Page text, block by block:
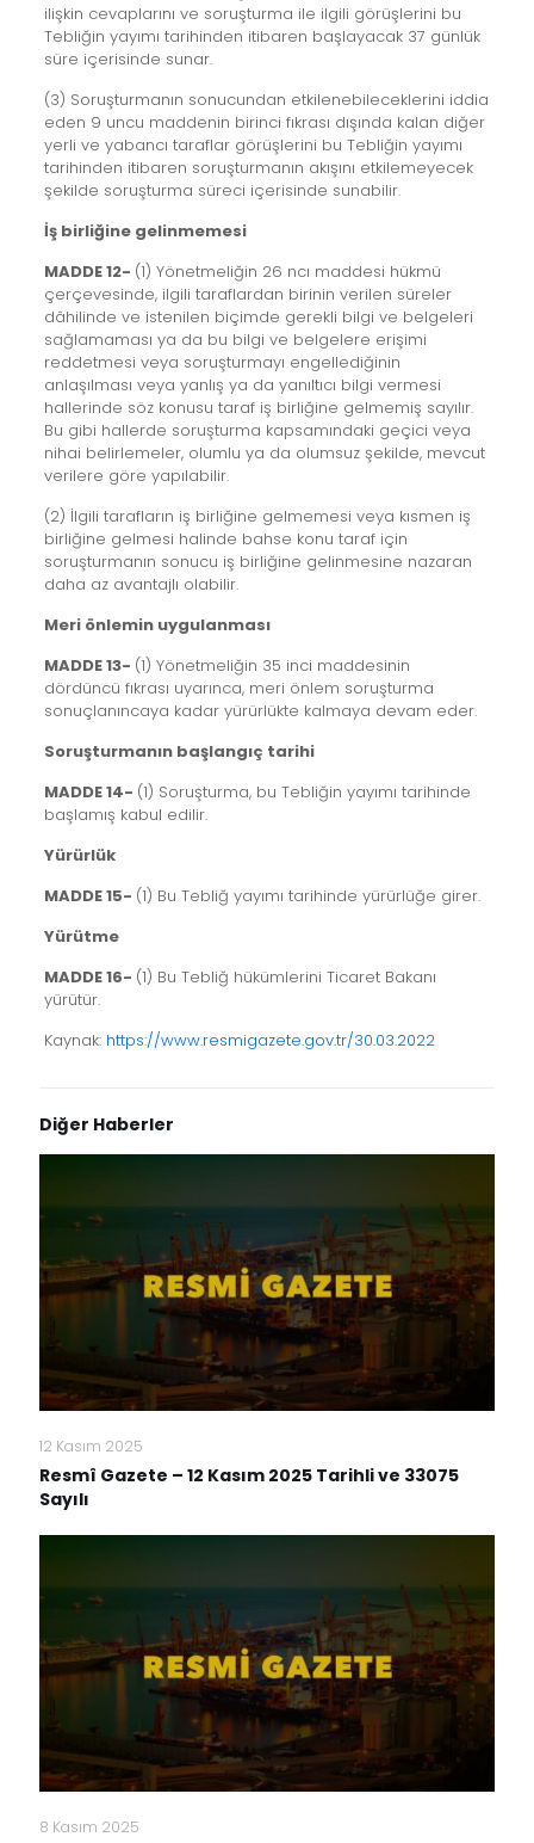
ilişkin cevaplarını ve soruşturma ile ilgili görüşlerini bu
Tebliğin yayımı tarihinden itibaren başlayacak 37 günlük
süre içerisinde sunar.
(3) Soruşturmanın sonucundan etkilenebileceklerini iddia
eden 9 uncu maddenin birinci fıkrası dışında kalan diğer
yerli ve yabancı taraflar görüşlerini bu Tebliğin yayımı
tarihinden itibaren soruşturmanın akışını etkilemeyecek
şekilde soruşturma süreci içerisinde sunabilir.
İş birliğine gelinmemesi
MADDE 12- (1) Yönetmeliğin 26 ncı maddesi hükmü
çerçevesinde, ilgili taraflardan birinin verilen süreler
dâhilinde ve istenilen biçimde gerekli bilgi ve belgeleri
sağlamaması ya da bu bilgi ve belgelere erişimi
reddetmesi veya soruşturmayı engellediğinin
anlaşılması veya yanlış ya da yanıltıcı bilgi vermesi
hallerinde söz konusu taraf iş birliğine gelmemiş sayılır.
Bu gibi hallerde soruşturma kapsamındaki geçici veya
nihai belirlemeler, olumlu ya da olumsuz şekilde, mevcut
verilere göre yapılabilir.
(2) İlgili tarafların iş birliğine gelmemesi veya kısmen iş
birliğine gelmesi halinde bahse konu taraf için
soruşturmanın sonucu iş birliğine gelinmesine nazaran
daha az avantajlı olabilir.
Meri önlemin uygulanması
MADDE 13- (1) Yönetmeliğin 35 inci maddesinin
dördüncü fıkrası uyarınca, meri önlem soruşturma
sonuçlanıncaya kadar yürürlükte kalmaya devam eder.
Soruşturmanın başlangıç tarihi
MADDE 14- (1) Soruşturma, bu Tebliğin yayımı tarihinde
başlamış kabul edilir.
Yürürlük
MADDE 15- (1) Bu Tebliğ yayımı tarihinde yürürlüğe girer.
Yürütme
MADDE 16- (1) Bu Tebliğ hükümlerini Ticaret Bakanı
yürütür.
Kaynak: https://www.resmigazete.gov.tr/30.03.2022
Diğer Haberler
12 Kasım 2025
Resmî Gazete – 12 Kasım 2025 Tarihli ve 33075
Sayılı
8 Kasım 2025